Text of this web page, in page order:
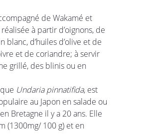
de Wakamé et
à partir d’oignons, de
d’huiles d’olive et de
et de coriandre; à servir
grillé, des blinis ou en
Undaria pinnatifida, est
au Japon en salade ou
Bretagne il y a 20 ans. Elle
(1300mg/ 100 g) et en